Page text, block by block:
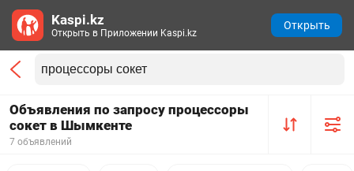
Объявления по запросу процессоры
сокет в Шымкенте
7 объявлений
Kaspi.kz
Открыть в Приложении Kaspi.kz
Открыть